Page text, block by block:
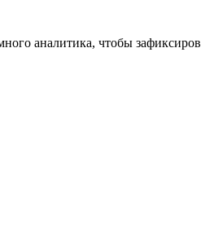
аналитика, чтобы